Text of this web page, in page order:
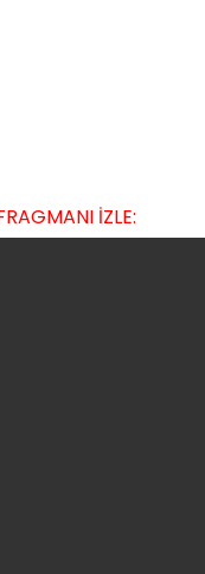
İZLE: